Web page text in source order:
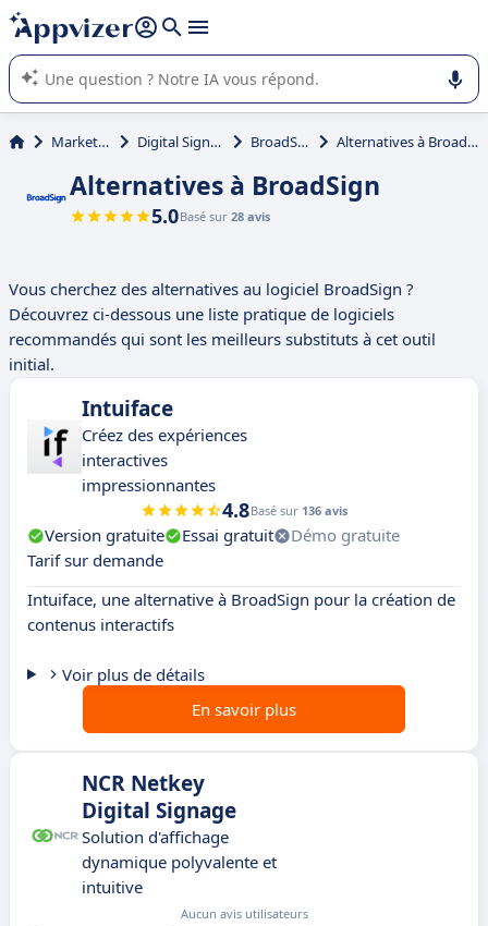
répondre (plusieurs lignes avec
L'IA de Appvizer vous guide dans l'utilisation ou la sélection de
logiciel SaaS en entreprise.
Marketing Digital Signage BroadSign Alternatives à BroadSign
Alternatives à BroadSign
5.0Basé sur 28 avis
Vous cherchez des alternatives au logiciel BroadSign ?
Découvrez ci-dessous une liste pratique de logiciels
recommandés qui sont les meilleurs substituts à cet outil
initial.
Intuiface
Créez des expériences
interactives
impressionnantes
4.8Basé sur 136 avis
Version gratuite Essai gratuit
Démo gratuite
Tarif sur demande
Intuiface, une alternative à BroadSign pour la création de
contenus interactifs
Voir plus de détails
En savoir plus
NCR Netkey
Digital Signage
Solution d'affichage
dynamique polyvalente et
intuitive
Aucun avis utilisateurs